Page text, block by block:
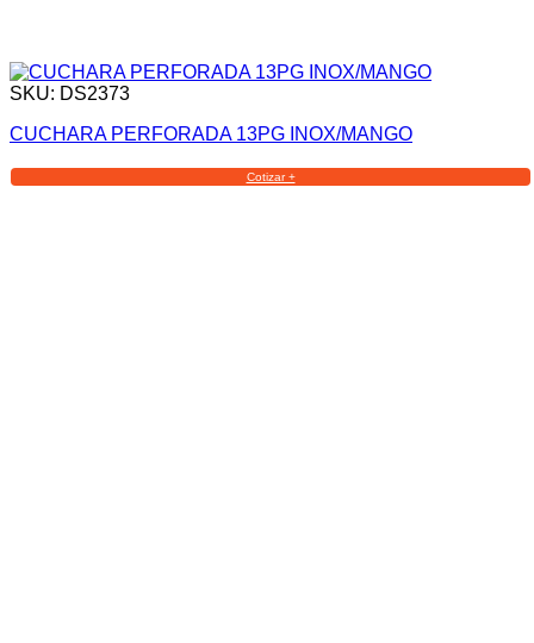
SKU: DS2373
CUCHARA PERFORADA 13PG INOX/MANGO
Cotizar +